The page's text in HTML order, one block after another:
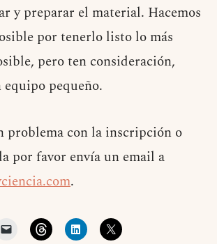
y preparar el material. Hacemos
por tenerlo listo lo más
pero ten consideración,
equipo pequeño.
problema con la inscripción o
por favor envía un email a
.